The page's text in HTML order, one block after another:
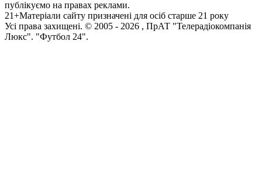
публікуємо на правах реклами.
21+Матеріали сайту призначені для осіб старше 21 року
Усi права захищенi. © 2005 - 2026 , ПрАТ "Телерадіокомпанія
Люкс". "Футбол 24".